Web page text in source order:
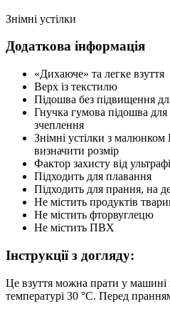
Знімні устілки
Додаткова інформація
«Дихаюче» та легке взуття
Верх із текстилю
Підошва без підвищення
Гнучка гумова підошва для
зчеплення
Знімні устілки з
визначити розмір
Фактор захисту від
Підходить для плавання
Підходить для прання, на
Не містить продуктів
Не містить фторвуглецю
Не містить ПВХ
Інструкції з догляду:
Це взуття можна прати у машині
температурі 30 °C. Перед